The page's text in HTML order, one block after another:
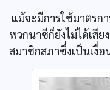
แม้จะมีการใช้มาตรก
พวกนาซีก็ยังไม่ได้เสีย
สมาชิกสภาซึ่งเป็นเงื่